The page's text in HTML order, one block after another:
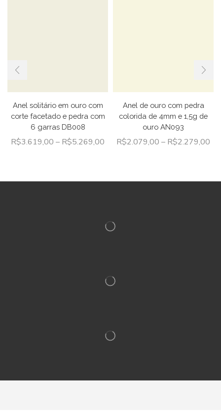
Anel solitário em ouro com
corte facetado e pedra com
6 garras DB008
R$3.619,00 – R$5.269,00
Anel de ouro com pedra
colorida de 4mm e 1,5g de
ouro AN093
R$2.079,00 – R$2.279,00